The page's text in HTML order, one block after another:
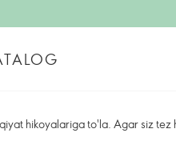
hikoyalariga to'la. Agar siz